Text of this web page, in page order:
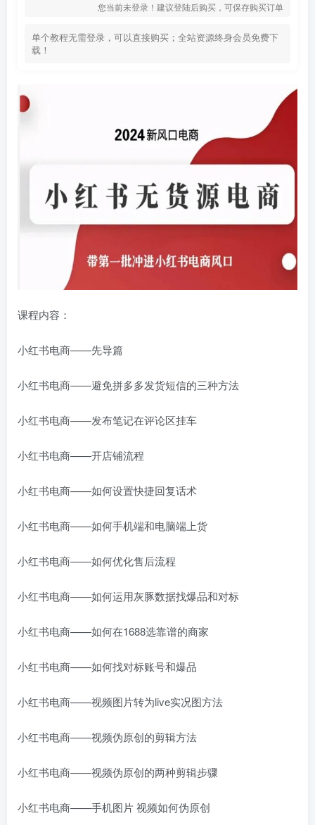
您当前未登录！建议登陆后购买，可保存购买订单
单个教程无需登录，可以直接购买；全站资源终身会员免费下
载！
课程内容：
小红书电商——先导篇
小红书电商——避免拼多多发货短信的三种方法
小红书电商——发布笔记在评论区挂车
小红书电商——开店铺流程
小红书电商——如何设置快捷回复话术
小红书电商——如何手机端和电脑端上货
小红书电商——如何优化售后流程
小红书电商——如何运用灰豚数据找爆品和对标
小红书电商——如何在1688选靠谱的商家
小红书电商——如何找对标账号和爆品
小红书电商——视频图片转为live实况图方法
小红书电商——视频伪原创的剪辑方法
小红书电商——视频伪原创的两种剪辑步骤
小红书电商——手机图片 视频如何伪原创